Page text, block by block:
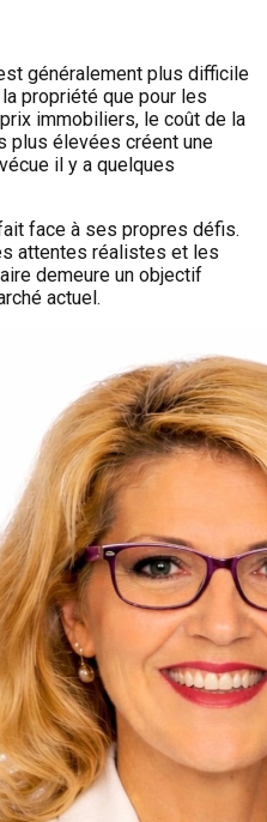
généralement plus difficile
propriété que pour les
immobiliers, le coût de la
plus élevées créent une
il y a quelques
face à ses propres défis.
attentes réalistes et les
demeure un objectif
actuel.